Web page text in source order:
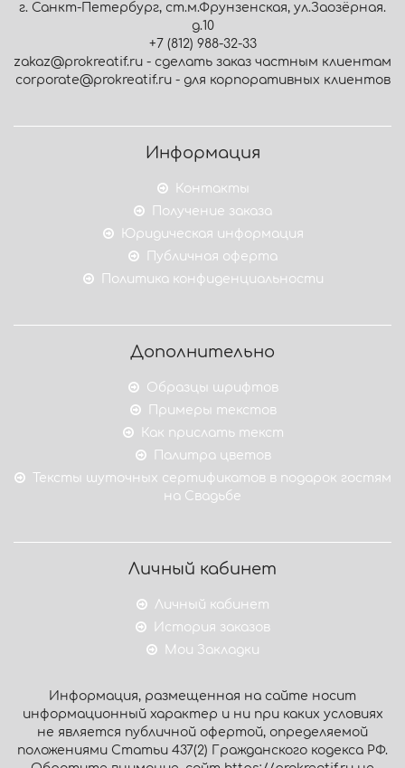
г. Санкт-Петербург, ст.м.Фрунзенская, ул.Заозёрная.
д.10
+7 (812) 988-32-33
zakaz@prokreatif.ru - сделать заказ частным клиентам
corporate@prokreatif.ru - для корпоративных клиентов
Информация
Контакты
Получение заказа
Юридическая информация
Публичная оферта
Политика конфиденциальности
Дополнительно
Образцы шрифтов
Примеры текстов
Как прислать текст
Палитра цветов
Тексты шуточных сертификатов в подарок гостям
на Свадьбе
Личный кабинет
Личный кабинет
История заказов
Мои Закладки
Информация, размещенная на сайте носит
информационный характер и ни при каких условиях
не является публичной офертой, определяемой
положениями Статьи 437(2) Гражданского кодекса РФ.